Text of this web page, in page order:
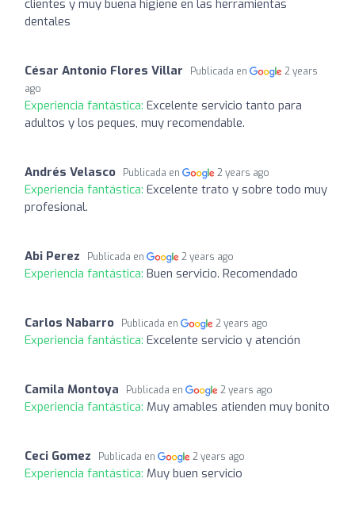
clientes y muy buena higiene en las herramientas
dentales
César Antonio Flores Villar Publicada en
2 years
ago
Experiencia fantástica: Excelente servicio tanto para
adultos y los peques, muy recomendable.
Andrés Velasco Publicada en 2 years ago
Experiencia fantástica: Excelente trato y sobre todo muy
profesional.
Abi Perez Publicada en 2 years ago
Experiencia fantástica: Buen servicio. Recomendado
Carlos Nabarro Publicada en 2 years ago
Experiencia fantástica: Excelente servicio y atención
Camila Montoya Publicada en 2 years ago
Experiencia fantástica: Muy amables atienden muy bonito
Ceci Gomez Publicada en 2 years ago
Experiencia fantástica: Muy buen servicio